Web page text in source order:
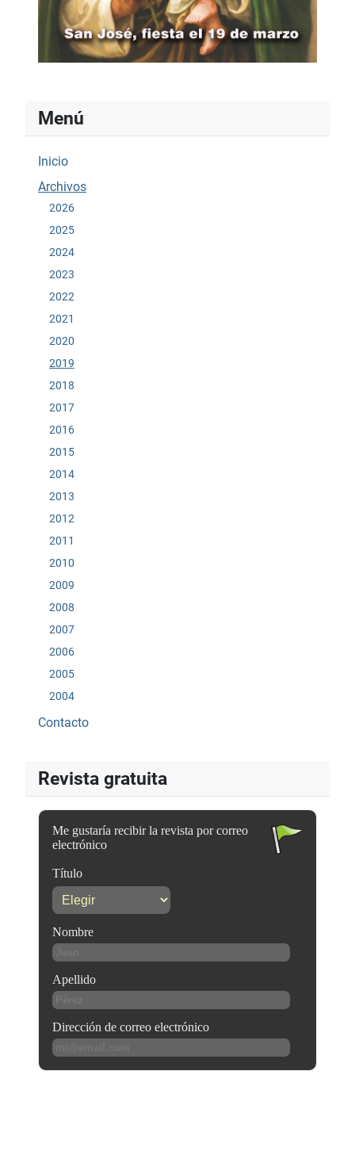
Menú
Inicio
Archivos
2026
2025
2024
2023
2022
2021
2020
2019
2018
2017
2016
2015
2014
2013
2012
2011
2010
2009
2008
2007
2006
2005
2004
Contacto
Revista gratuita